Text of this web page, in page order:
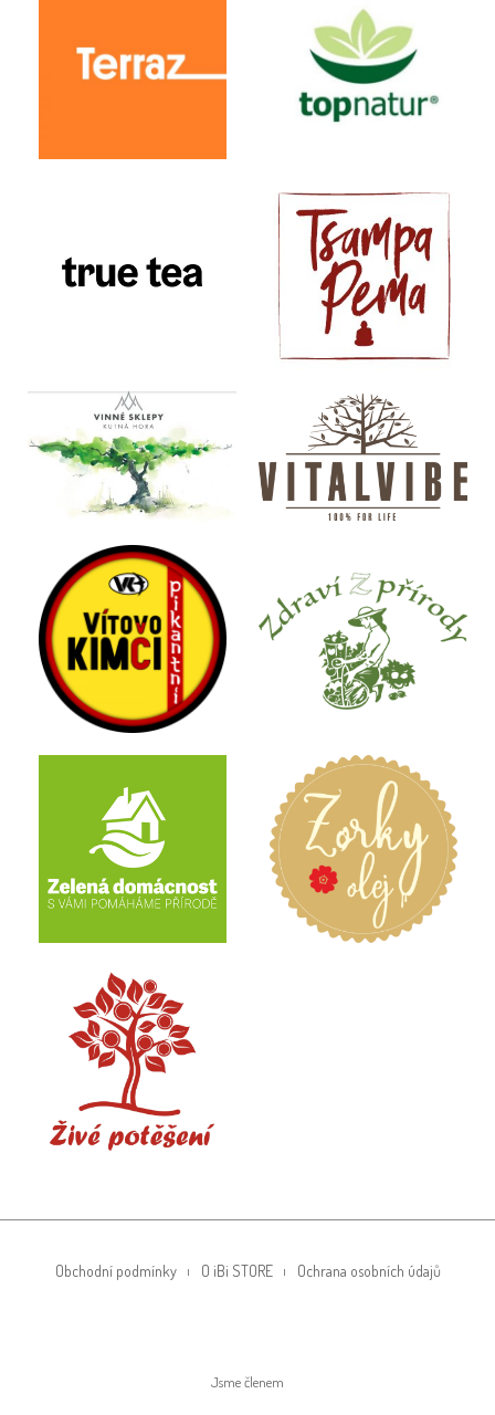
Obchodní podmínky O iBi STORE Ochrana osobních údajů
Jsme členem